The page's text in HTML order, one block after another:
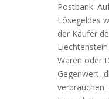
Postbank.
Lösegeldes
der Käufer
Waren oder
Gegenwert,